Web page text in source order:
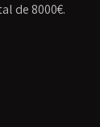
de 8000€.